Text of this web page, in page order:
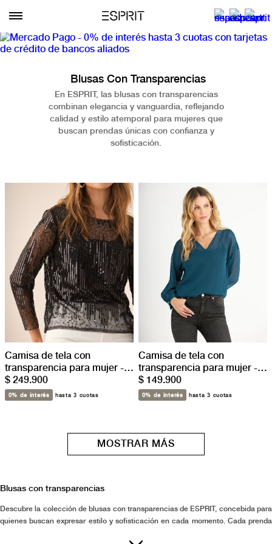
Blusas Con Transparencias
En ESPRIT, las blusas con transparencias
combinan elegancia y vanguardia, reflejando
calidad y estilo atemporal para mujeres que
buscan prendas únicas con confianza y
sofisticación.
Camisa de tela con
transparencia para mujer -
Negro
$ 249.900
0% de interés hasta 3 cuotas
Camisa de tela con
transparencia para mujer -
Verde
$ 149.900
0% de interés hasta 3 cuotas
MOSTRAR MÁS
Blusas con transparencias
Descubre la colección de blusas con transparencias de ESPRIT, concebida para
quienes buscan expresar estilo y sofisticación en cada momento. Cada prenda